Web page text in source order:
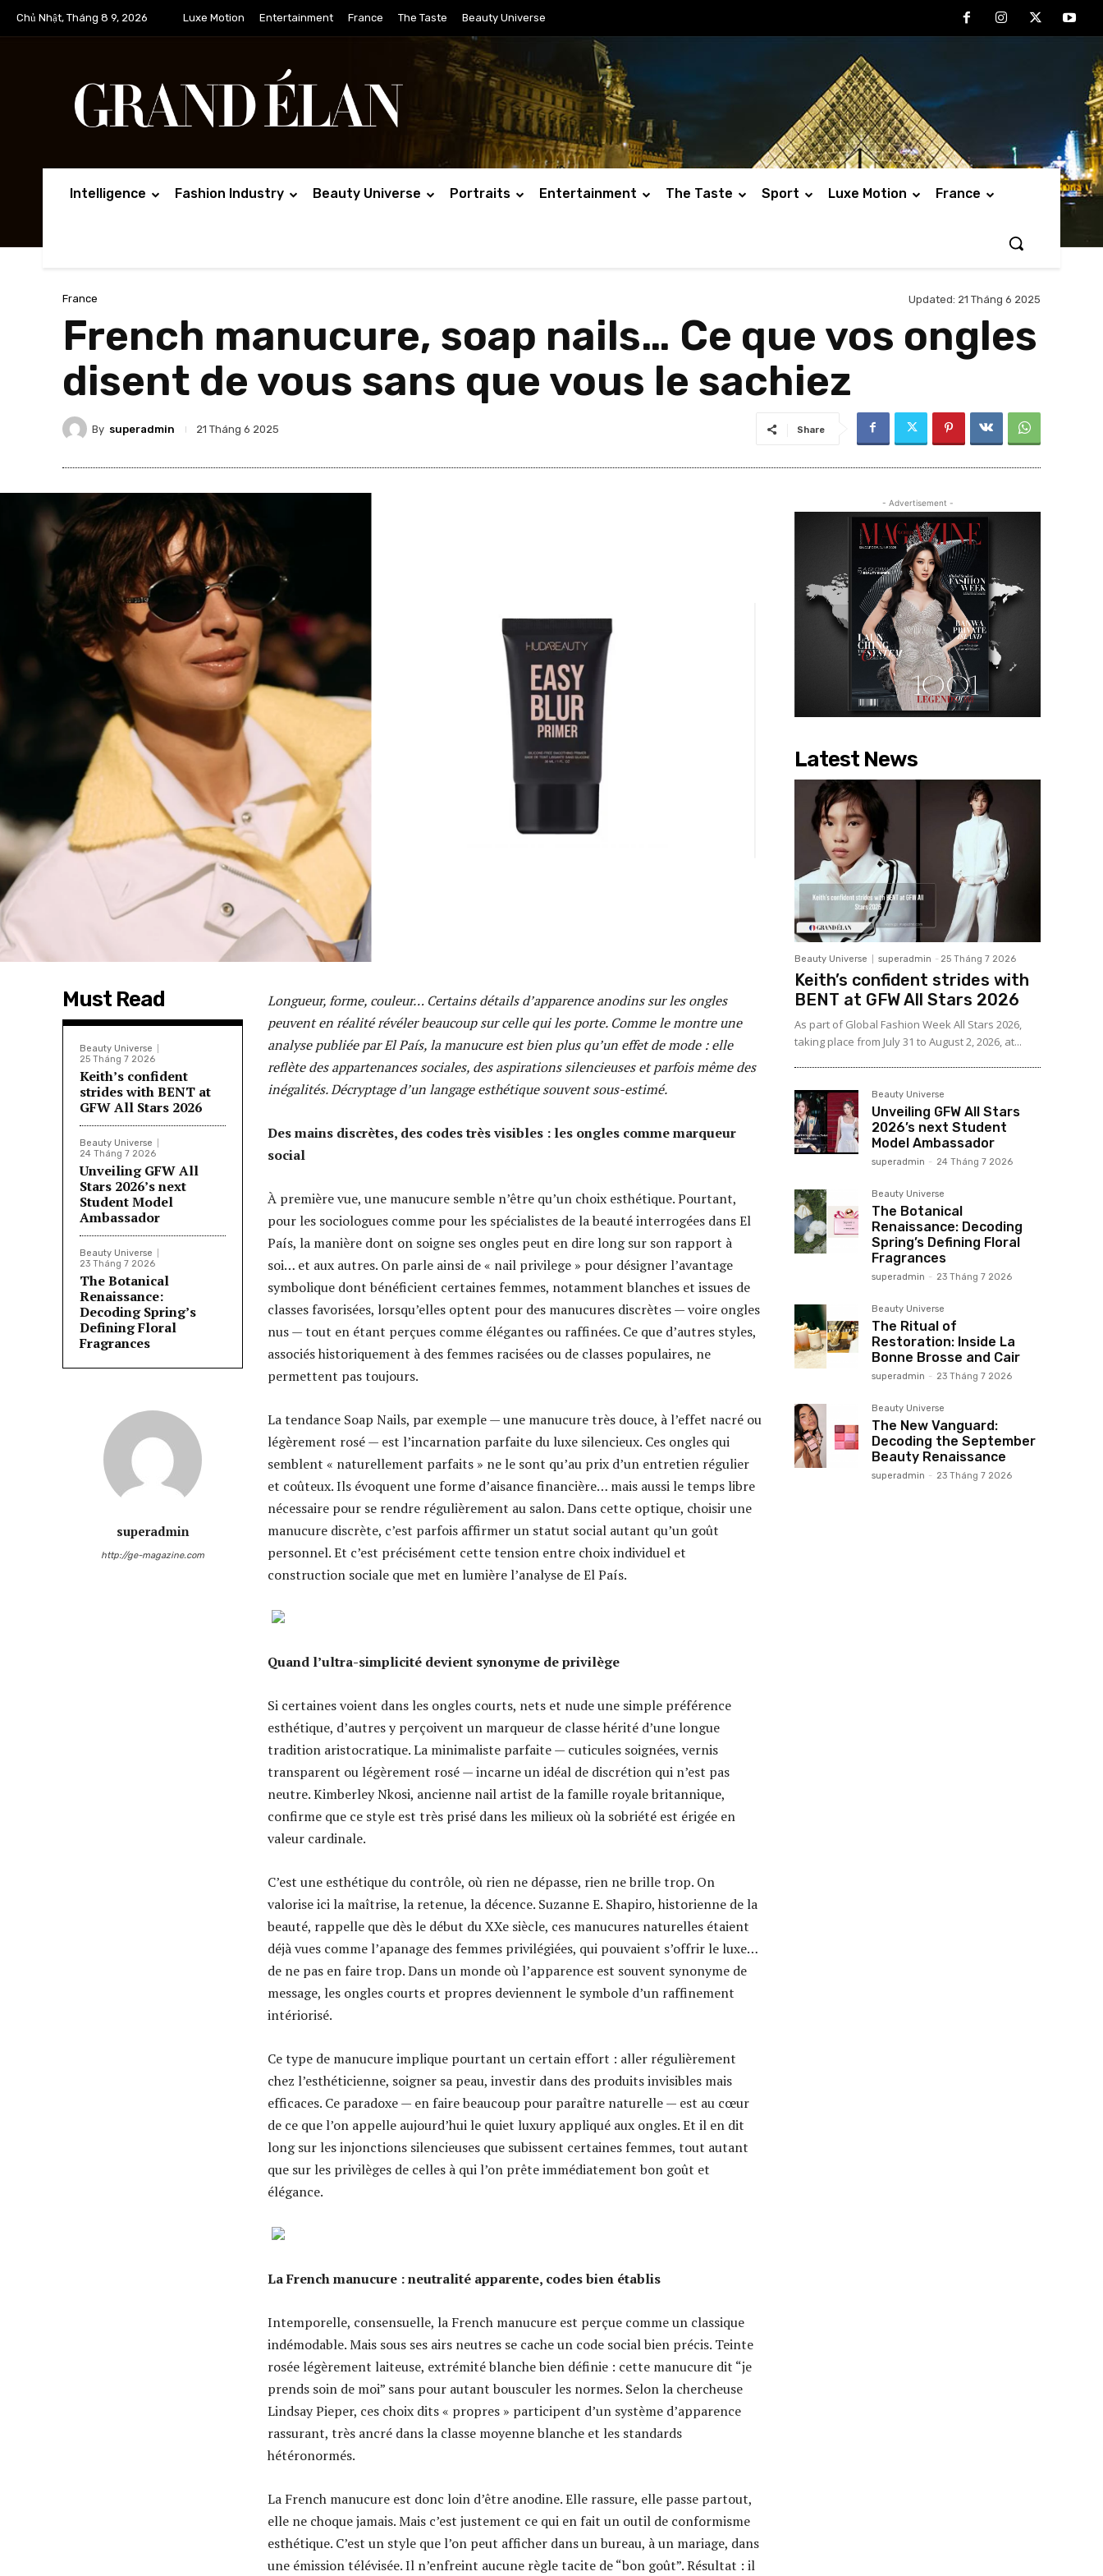
Chủ Nhật, Tháng 8 9, 2026 Luxe Motion Entertainment France The Taste Beauty Universe
Intelligence Fashion Industry Beauty Universe Portraits Entertainment The Taste Sport Luxe Motion France
France Updated: 21 Tháng 6 2025
French manucure, soap nails… Ce que vos ongles
disent de vous sans que vous le sachiez
By superadmin 21 Tháng 6 2025 Share
Must Read
Beauty Universe
25 Tháng 7 2026
Keith’s confident
strides with BENT at
GFW All Stars 2026
Beauty Universe
24 Tháng 7 2026
Unveiling GFW All
Stars 2026’s next
Student Model
Ambassador
Beauty Universe
23 Tháng 7 2026
The Botanical
Renaissance:
Decoding Spring’s
Defining Floral
Fragrances
superadmin
http://ge-magazine.com
Longueur, forme, couleur… Certains détails d’apparence anodins sur les ongles
peuvent en réalité révéler beaucoup sur celle qui les porte. Comme le montre une
analyse publiée par El País, la manucure est bien plus qu’un effet de mode : elle
reflète des appartenances sociales, des aspirations silencieuses et parfois même des
inégalités. Décryptage d’un langage esthétique souvent sous-estimé.
Des mains discrètes, des codes très visibles : les ongles comme marqueur
social
À première vue, une manucure semble n’être qu’un choix esthétique. Pourtant,
pour les sociologues comme pour les spécialistes de la beauté interrogées dans El
País, la manière dont on soigne ses ongles peut en dire long sur son rapport à
soi… et aux autres. On parle ainsi de « nail privilege » pour désigner l’avantage
symbolique dont bénéficient certaines femmes, notamment blanches et issues de
classes favorisées, lorsqu’elles optent pour des manucures discrètes — voire ongles
nus — tout en étant perçues comme élégantes ou raffinées. Ce que d’autres styles,
associés historiquement à des femmes racisées ou de classes populaires, ne
permettent pas toujours.
La tendance Soap Nails, par exemple — une manucure très douce, à l’effet nacré ou
légèrement rosé — est l’incarnation parfaite du luxe silencieux. Ces ongles qui
semblent « naturellement parfaits » ne le sont qu’au prix d’un entretien régulier
et coûteux. Ils évoquent une forme d’aisance financière… mais aussi le temps libre
nécessaire pour se rendre régulièrement au salon. Dans cette optique, choisir une
manucure discrète, c’est parfois affirmer un statut social autant qu’un goût
personnel. Et c’est précisément cette tension entre choix individuel et
construction sociale que met en lumière l’analyse de El País.
Quand l’ultra-simplicité devient synonyme de privilège
Si certaines voient dans les ongles courts, nets et nude une simple préférence
esthétique, d’autres y perçoivent un marqueur de classe hérité d’une longue
tradition aristocratique. La minimaliste parfaite — cuticules soignées, vernis
transparent ou légèrement rosé — incarne un idéal de discrétion qui n’est pas
neutre. Kimberley Nkosi, ancienne nail artist de la famille royale britannique,
confirme que ce style est très prisé dans les milieux où la sobriété est érigée en
valeur cardinale.
C’est une esthétique du contrôle, où rien ne dépasse, rien ne brille trop. On
valorise ici la maîtrise, la retenue, la décence. Suzanne E. Shapiro, historienne de la
beauté, rappelle que dès le début du XXe siècle, ces manucures naturelles étaient
déjà vues comme l’apanage des femmes privilégiées, qui pouvaient s’offrir le luxe…
de ne pas en faire trop. Dans un monde où l’apparence est souvent synonyme de
message, les ongles courts et propres deviennent le symbole d’un raffinement
intériorisé.
Ce type de manucure implique pourtant un certain effort : aller régulièrement
chez l’esthéticienne, soigner sa peau, investir dans des produits invisibles mais
efficaces. Ce paradoxe — en faire beaucoup pour paraître naturelle — est au cœur
de ce que l’on appelle aujourd’hui le quiet luxury appliqué aux ongles. Et il en dit
long sur les injonctions silencieuses que subissent certaines femmes, tout autant
que sur les privilèges de celles à qui l’on prête immédiatement bon goût et
élégance.
La French manucure : neutralité apparente, codes bien établis
Intemporelle, consensuelle, la French manucure est perçue comme un classique
indémodable. Mais sous ses airs neutres se cache un code social bien précis. Teinte
rosée légèrement laiteuse, extrémité blanche bien définie : cette manucure dit “je
prends soin de moi” sans pour autant bousculer les normes. Selon la chercheuse
Lindsay Pieper, ces choix dits « propres » participent d’un système d’apparence
rassurant, très ancré dans la classe moyenne blanche et les standards
hétéronormés.
La French manucure est donc loin d’être anodine. Elle rassure, elle passe partout,
elle ne choque jamais. Mais c’est justement ce qui en fait un outil de conformisme
esthétique. C’est un style que l’on peut afficher dans un bureau, à un mariage, dans
une émission télévisée. Il n’enfreint aucune règle tacite de “bon goût”. Résultat : il
- Advertisement -
Latest News
Beauty Universe superadmin - 25 Tháng 7 2026
Keith’s confident strides with
BENT at GFW All Stars 2026
As part of Global Fashion Week All Stars 2026,
taking place from July 31 to August 2, 2026, at...
Beauty Universe
Unveiling GFW All Stars
2026’s next Student
Model Ambassador
superadmin - 24 Tháng 7 2026
Beauty Universe
The Botanical
Renaissance: Decoding
Spring’s Defining Floral
Fragrances
superadmin - 23 Tháng 7 2026
Beauty Universe
The Ritual of
Restoration: Inside La
Bonne Brosse and Cair
superadmin - 23 Tháng 7 2026
Beauty Universe
The New Vanguard:
Decoding the September
Beauty Renaissance
superadmin - 23 Tháng 7 2026